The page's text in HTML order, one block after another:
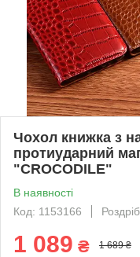
Чохол книжка з
протиударний
"CROCODILE"
В наявності
Код: 1153166
Роздріб
1 089 ₴ 1 689 ₴